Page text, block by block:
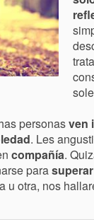
personasven
. Les
compañía.
para
u otra, nos